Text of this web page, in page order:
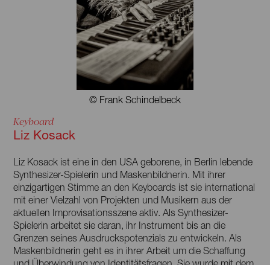
© Frank Schindelbeck
Keyboard
Liz Kosack
Liz Kosack ist eine in den USA geborene, in Berlin lebende
Synthesizer-Spielerin und Maskenbildnerin. Mit ihrer
einzigartigen Stimme an den Keyboards ist sie international
mit einer Vielzahl von Projekten und Musikern aus der
aktuellen Improvisationsszene aktiv. Als Synthesizer-
Spielerin arbeitet sie daran, ihr Instrument bis an die
Grenzen seines Ausdruckspotenzials zu entwickeln. Als
Maskenbildnerin geht es in ihrer Arbeit um die Schaffung